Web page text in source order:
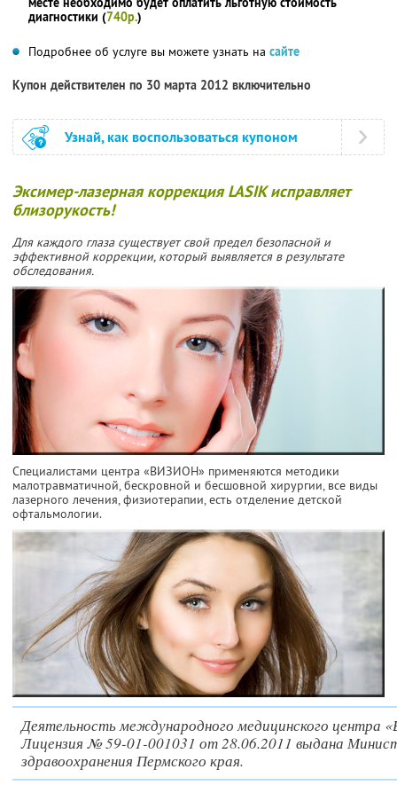
диагностики (740р.)
Подробнее об услуге вы можете узнать на сайте
Купон действителен по 30 марта 2012 включительно
Узнай, как воспользоваться купоном
Эксимер-лазерная коррекция LASIK исправляет
близорукость!
Для каждого глаза существует свой предел безопасной и
эффективной коррекции, который выявляется в результате
обследования.
Специалистами центра «ВИЗИОН» применяются методики
малотравматичной, бескровной и бесшовной хирургии, все виды
лазерного лечения, физиотерапии, есть отделение детской
офтальмологии.
Деятельность международного медицинского центра
Лицензия № 59-01-001031 от 28.06.2011 выдана
здравоохранения Пермского края.